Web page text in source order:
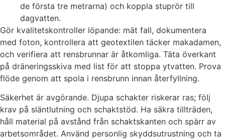
de första tre metrarna) och koppla stuprör till
dagvatten.
Gör kvalitetskontroller löpande: mät fall, dokumentera
med foton, kontrollera att geotextilen täcker makadamen,
och verifiera att rensbrunnar är åtkomliga. Täta överkant
på dräneringsskiva med list för att stoppa ytvatten. Prova
flöde genom att spola i rensbrunn innan återfyllning.
Säkerhet är avgörande. Djupa schakter riskerar ras; följ
krav på släntlutning och schaktstöd. Ha säkra tillträden,
håll material på avstånd från schaktskanten och spärr av
arbetsområdet. Använd personlig skyddsutrustning och ta